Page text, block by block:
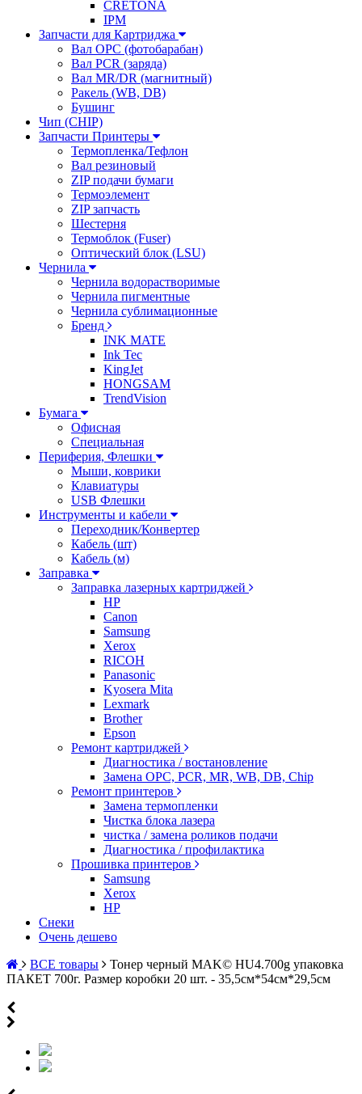
CRETONA
IPM
Запчасти для Картриджа
Вал OPC (фотобарабан)
Вал PCR (заряда)
Вал MR/DR (магнитный)
Ракель (WB, DB)
Бушинг
Чип (CHIP)
Запчасти Принтеры
Термопленка/Тефлон
Вал резиновый
ZIP подачи бумаги
Термоэлемент
ZIP запчасть
Шестерня
Термоблок (Fuser)
Оптический блок (LSU)
Чернила
Чернила водорастворимые
Чернила пигментные
Чернила сублимационные
Бренд
INK MATE
Ink Tec
KingJet
HONGSAM
TrendVision
Бумага
Офисная
Специальная
Периферия, Флешки
Мыши, коврики
Клавиатуры
USB Флешки
Инструменты и кабели
Переходник/Конвертер
Кабель (шт)
Кабель (м)
Заправка
Заправка лазерных картриджей
HP
Canon
Samsung
Xerox
RICOH
Panasonic
Kyosera Mita
Lexmark
Brother
Epson
Ремонт картриджей
Диагностика / востановление
Замена OPC, PCR, MR, WB, DB, Chip
Ремонт принтеров
Замена термопленки
Чистка блока лазера
чистка / замена роликов подачи
Диагностика / профилактика
Прошивка принтеров
Samsung
Xerox
HP
Снеки
Очень дешево
ВСЕ товары
Тонер черный MAK© HU4.700g упаковка
ПАКЕТ 700г. Размер коробки 20 шт. - 35,5см*54см*29,5см